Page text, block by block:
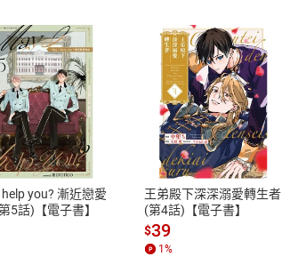
AFTEE
退換貨規範
本店是否提供消費者保護法七日猶
之權利，遽消費者保護法及通訊交
除權合理例外情事適用準則，依商
質各有不同規定。詳細退換貨說明
照各商品說明。
you? 漸近戀愛
5話)【電子書】
王弟殿下深深溺愛轉生者
(第4話)【電子書】
$39
1 %